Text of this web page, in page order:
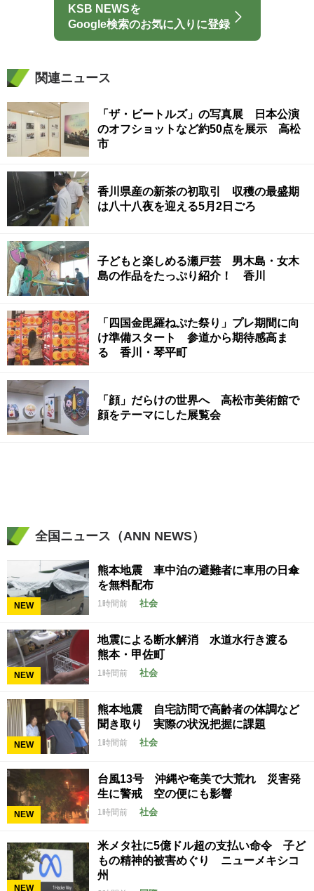
KSB NEWSを
Google検索のお気に入りに登録
関連ニュース
「ザ・ビートルズ」の写真展 日本公演
のオフショットなど約50点を展示 高松
市
香川県産の新茶の初取引 収穫の最盛期
は八十八夜を迎える5月2日ごろ
子どもと楽しめる瀬戸芸 男木島・女木
島の作品をたっぷり紹介！ 香川
「四国金毘羅ねぷた祭り」プレ期間に向
け準備スタート 参道から期待感高ま
る 香川・琴平町
「顔」だらけの世界へ 高松市美術館で
顔をテーマにした展覧会
全国ニュース（ANN NEWS）
NEW
熊本地震 車中泊の避難者に車用の日傘
を無料配布
1時間前 社会
NEW
地震による断水解消 水道水行き渡る
熊本・甲佐町
1時間前 社会
NEW
熊本地震 自宅訪問で高齢者の体調など
聞き取り 実際の状況把握に課題
1時間前 社会
NEW
台風13号 沖縄や奄美で大荒れ 災害発
生に警戒 空の便にも影響
1時間前 社会
NEW
米メタ社に5億ドル超の支払い命令 子ど
もの精神的被害めぐり ニューメキシコ
州